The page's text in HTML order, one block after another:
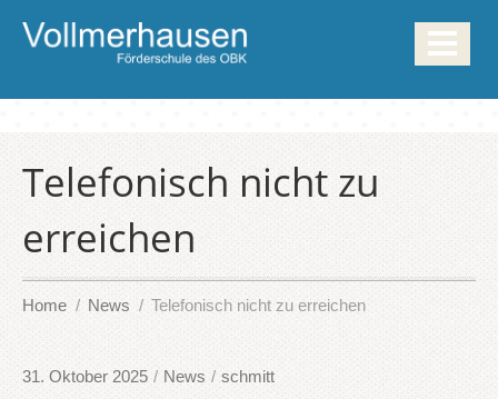
Telefonisch nicht zu
erreichen
Home News Telefonisch nicht zu erreichen
31. Oktober 2025 / News / schmitt